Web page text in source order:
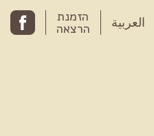
العربية הזמנת
הרצאה